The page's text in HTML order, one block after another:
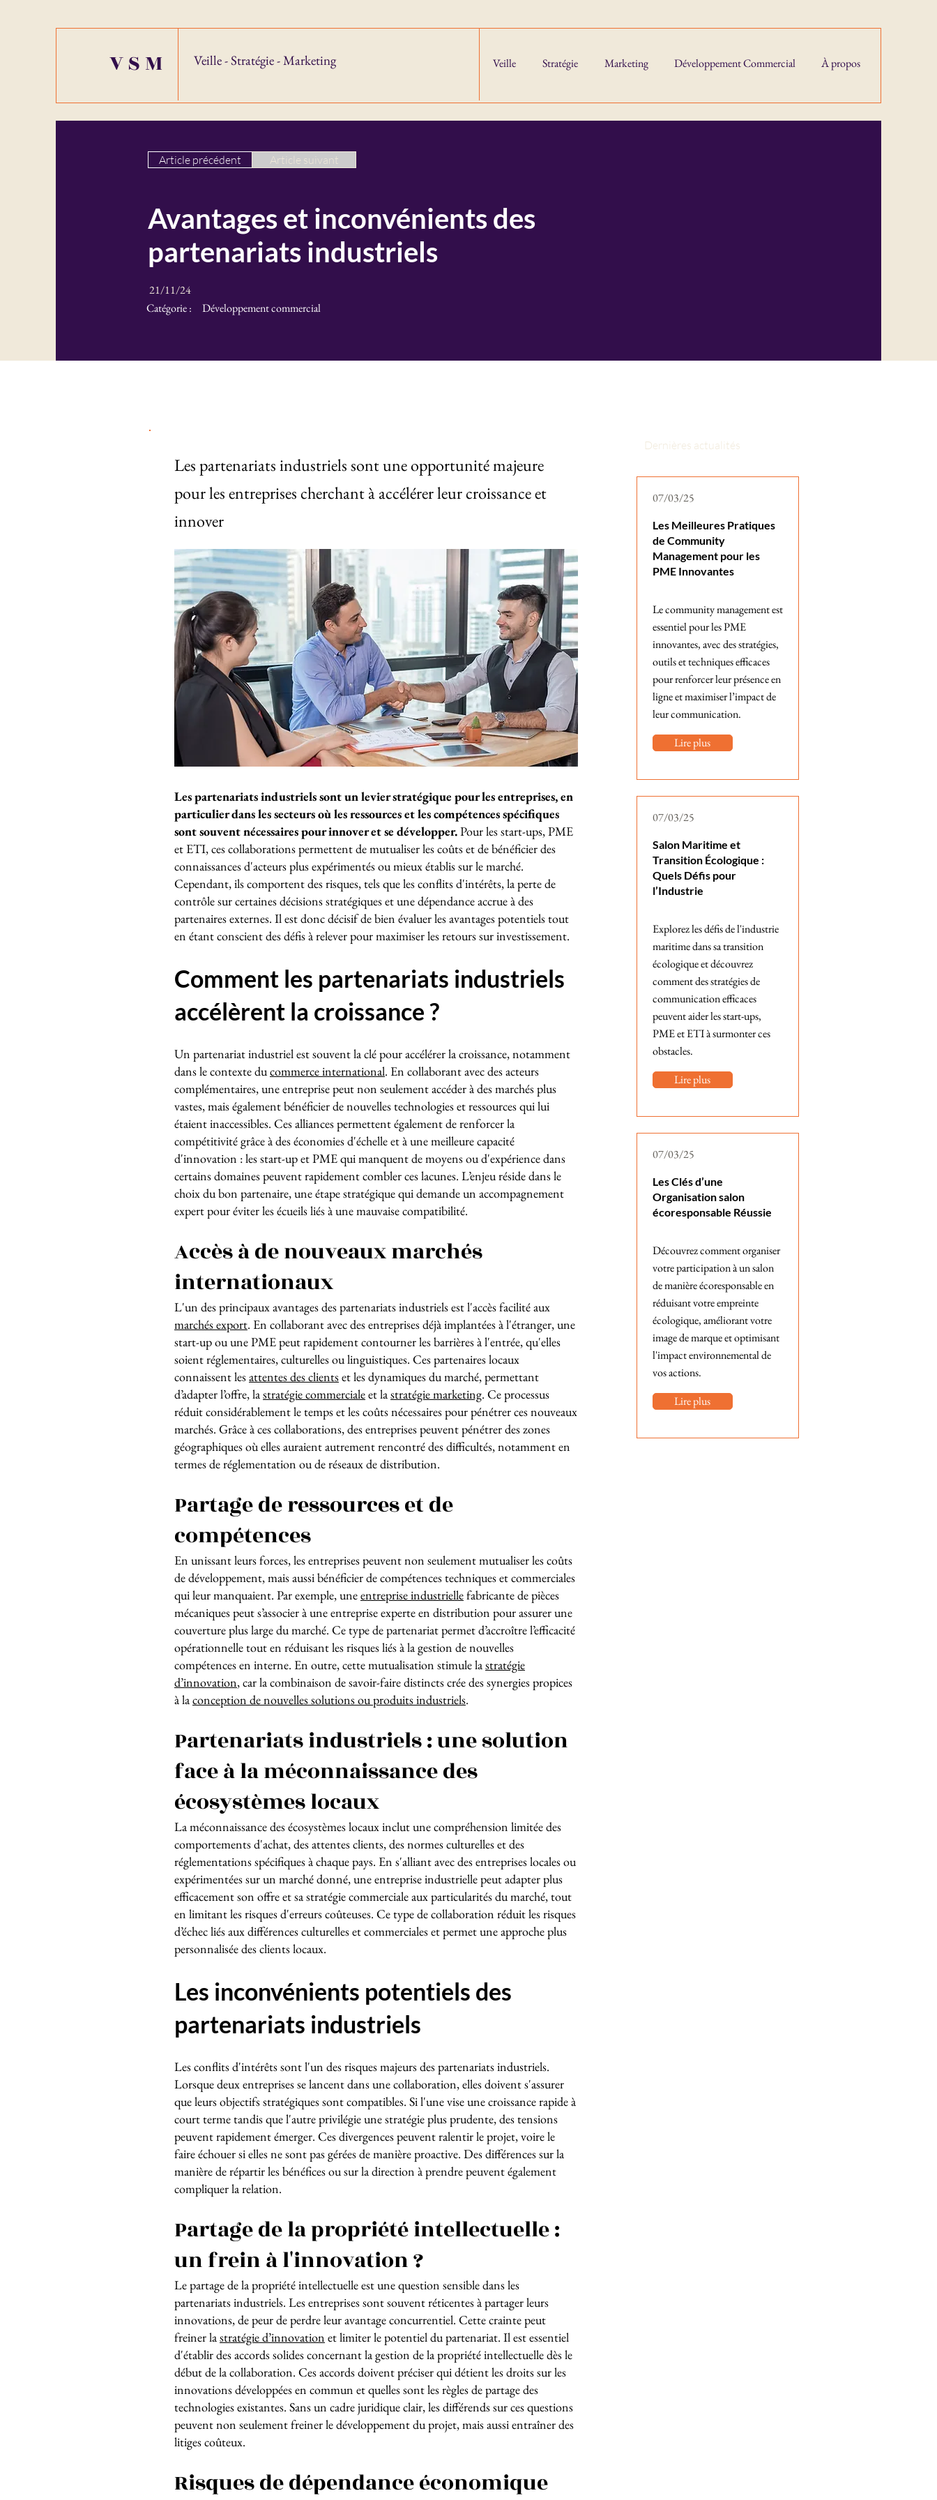
VSM Veille - Stratégie - Marketing Veille Stratégie Marketing Développement Commercial À propos
Article précédent Article suivant
Avantages et inconvénients des
partenariats industriels
21/11/24
Catégorie :
Développement commercial
Les partenariats industriels sont une opportunité majeure
pour les entreprises cherchant à accélérer leur croissance et
innover
Les partenariats industriels sont un levier stratégique pour les entreprises, en
particulier dans les secteurs où les ressources et les compétences spécifiques
sont souvent nécessaires pour innover et se développer.Pour les start-ups, PME
et ETI, ces collaborations permettent de mutualiser les coûts et de bénéficier des
connaissances d'acteurs plus expérimentés ou mieux établis sur le marché.
Cependant, ils comportent des risques, tels que les conflits d'intérêts, la perte de
contrôle sur certaines décisions stratégiques et une dépendance accrue à des
partenaires externes. Il est donc décisif de bien évaluer les avantages potentiels tout
en étant conscient des défis à relever pour maximiser les retours sur investissement.
Comment les partenariats industriels
accélèrent la croissance ?
Un partenariat industriel est souvent la clé pour accélérer la croissance, notamment
dans le contexte ducommerce international. En collaborant avec des acteurs
complémentaires, une entreprise peut non seulement accéder à des marchés plus
vastes, mais également bénéficier de nouvelles technologies et ressources qui lui
étaient inaccessibles. Ces alliances permettent également de renforcer la
compétitivité grâce à des économies d'échelle et à une meilleure capacité
d'innovation : les start-up et PME qui manquent de moyens ou d'expérience dans
certains domaines peuvent rapidement combler ces lacunes. L’enjeu réside dans le
choix du bon partenaire, une étape stratégique qui demande un accompagnement
expert pour éviter les écueils liés à une mauvaise compatibilité.
Accès à de nouveaux marchés
internationaux
L'un des principaux avantages des partenariats industriels est l'accès facilité aux
marchés export. En collaborant avec des entreprises déjà implantées à l'étranger, une
start-up ou une PME peut rapidement contourner les barrières à l'entrée, qu'elles
soient réglementaires, culturelles ou linguistiques. Ces partenaires locaux
connaissent lesattentes des clientset les dynamiques du marché, permettant
d’adapter l’offre, lastratégie commercialeet lastratégie marketing. Ce processus
réduit considérablement le temps et les coûts nécessaires pour pénétrer ces nouveaux
marchés. Grâce à ces collaborations, des entreprises peuvent pénétrer des zones
géographiques où elles auraient autrement rencontré des difficultés, notamment en
termes de réglementation ou de réseaux de distribution.
Partage de ressources et de
compétences
En unissant leurs forces, les entreprises peuvent non seulement mutualiser les coûts
de développement, mais aussi bénéficier de compétences techniques et commerciales
qui leur manquaient. Par exemple, uneentreprise industriellefabricante de pièces
mécaniques peut s’associer à une entreprise experte en distribution pour assurer une
couverture plus large du marché. Ce type de partenariat permet d’accroître l’efficacité
opérationnelle tout en réduisant les risques liés à la gestion de nouvelles
compétences en interne. En outre, cette mutualisation stimule lastratégie
d’innovation, car la combinaison de savoir-faire distincts crée des synergies propices
à laconception de nouvelles solutions ou produits industriels.
Partenariats industriels : une solution
face à la méconnaissance des
écosystèmes locaux
La méconnaissance des écosystèmes locaux inclut une compréhension limitée des
comportements d'achat, des attentes clients, des normes culturelles et des
réglementations spécifiques à chaque pays. En s'alliant avec des entreprises locales ou
expérimentées sur un marché donné, une entreprise industrielle peut adapter plus
efficacement son offre et sa stratégie commerciale aux particularités du marché, tout
en limitant les risques d'erreurs coûteuses. Ce type de collaboration réduit les risques
d’échec liés aux différences culturelles et commerciales et permet une approche plus
personnalisée des clients locaux.
Les inconvénients potentiels des
partenariats industriels
Les conflits d'intérêts sont l'un des risques majeurs des partenariats industriels.
Lorsque deux entreprises se lancent dans une collaboration, elles doivent s'assurer
que leurs objectifs stratégiques sont compatibles. Si l'une vise une croissance rapide à
court terme tandis que l'autre privilégie une stratégie plus prudente, des tensions
peuvent rapidement émerger. Ces divergences peuvent ralentir le projet, voire le
faire échouer si elles ne sont pas gérées de manière proactive. Des différences sur la
manière de répartir les bénéfices ou sur la direction à prendre peuvent également
compliquer la relation.
Partage de la propriété intellectuelle :
un frein à l'innovation ?
Le partage de la propriété intellectuelle est une question sensible dans les
partenariats industriels. Les entreprises sont souvent réticentes à partager leurs
innovations, de peur de perdre leur avantage concurrentiel. Cette crainte peut
freiner lastratégie d’innovation et limiter le potentiel du partenariat. Il est essentiel
d'établir des accords solides concernant la gestion de la propriété intellectuelle dès le
début de la collaboration. Ces accords doivent préciser qui détient les droits sur les
innovations développées en commun et quelles sont les règles de partage des
technologies existantes. Sans un cadre juridique clair, les différends sur ces questions
peuvent non seulement freiner le développement du projet, mais aussi entraîner des
litiges coûteux.
Risques de dépendance économique
Dernières actualités
07/03/25
Les Meilleures Pratiques
de Community
Management pour les
PME Innovantes
Le community management est
essentiel pour les PME
innovantes, avec des stratégies,
outils et techniques efficaces
pour renforcer leur présence en
ligne et maximiser l’impact de
leur communication.
Lire plus
07/03/25
Salon Maritime et
Transition Écologique :
Quels Défis pour
l’Industrie
Explorez les défis de l'industrie
maritime dans sa transition
écologique et découvrez
comment des stratégies de
communication efficaces
peuvent aider les start-ups,
PME et ETI à surmonter ces
obstacles.
Lire plus
07/03/25
Les Clés d’une
Organisation salon
écoresponsable Réussie
Découvrez comment organiser
votre participation à un salon
de manière écoresponsable en
réduisant votre empreinte
écologique, améliorant votre
image de marque et optimisant
l'impact environnemental de
vos actions.
Lire plus